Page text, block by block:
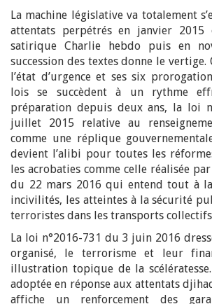
La machine législative va totalement
attentats perpétrés en janvier
satirique Charlie hebdo puis en
succession des textes donne le
l’état d’urgence et ses six
lois se succèdent à un rythme
préparation depuis deux ans, la loi
juillet 2015 relative au
comme une réplique
devient l’alibi pour toutes les
les acrobaties comme celle réalisée
du 22 mars 2016 qui entend tout à
incivilités, les atteintes à la sécurité
terroristes dans les transports
La loi n°2016-731 du 3 juin 2016
organisé, le terrorisme et leur
illustration topique de la
adoptée en réponse aux attentats
affiche un renforcement des